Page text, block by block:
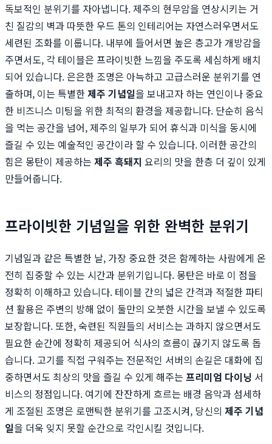
독보적인 분위기를 자아냅니다. 제주의 현무암을 연상시키는 거
친 질감의 벽과 따뜻한 우드 톤의 인테리어는 자연스러우면서도
세련된 조화를 이룹니다. 내부에 들어서면 높은 층고가 개방감을
주면서도, 각 테이블은 프라이빗한 느낌을 주도록 세심하게 배치
되어 있습니다. 은은한 조명은 아늑하고 고급스러운 분위기를 연
출하며, 이는 특별한제주 기념일을 보내고자 하는 연인이나 중요
한 비즈니스 미팅을 위한 최적의 환경을 제공합니다. 단순히 음식
을 먹는 공간을 넘어, 제주의 일부가 되어 휴식과 미식을 동시에
즐길 수 있는 예술적인 공간이라 할 수 있습니다. 이러한 공간의
힘은 몽탄이 제공하는 제주 흑돼지 요리의 맛을 한층 더 깊이 있게
만들어줍니다.
프라이빗한 기념일을 위한 완벽한 분위기
기념일과 같은 특별한 날, 가장 중요한 것은 함께하는 사람에게 온
전히 집중할 수 있는 시간과 분위기입니다. 몽탄은 바로 이 점을
정확히 이해하고 있습니다. 테이블 간의 넓은 간격과 적절한 파티
션 활용은 주변의 방해 없이 둘만의 오붓한 시간을 보낼 수 있도록
보장합니다. 또한, 숙련된 직원들의 서비스는 과하지 않으면서도
필요한 순간에 정확히 제공되어 식사의 흐름이 끊기지 않도록 돕
습니다. 고기를 직접 구워주는 전문적인 서버의 손길은 대화에 집
중하면서도 최상의 맛을 즐길 수 있게 해주는 프리미엄 다이닝 서
비스의 정점입니다. 여기에 잔잔하게 흐르는 배경 음악과 섬세하
게 조절된 조명은 로맨틱한 분위기를 고조시켜, 당신의 제주 기념
일을 더욱 잊지 못할 순간으로 각인시킬 것입니다.